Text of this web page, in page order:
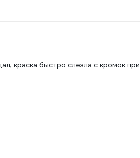
краска быстро слезла с кромок